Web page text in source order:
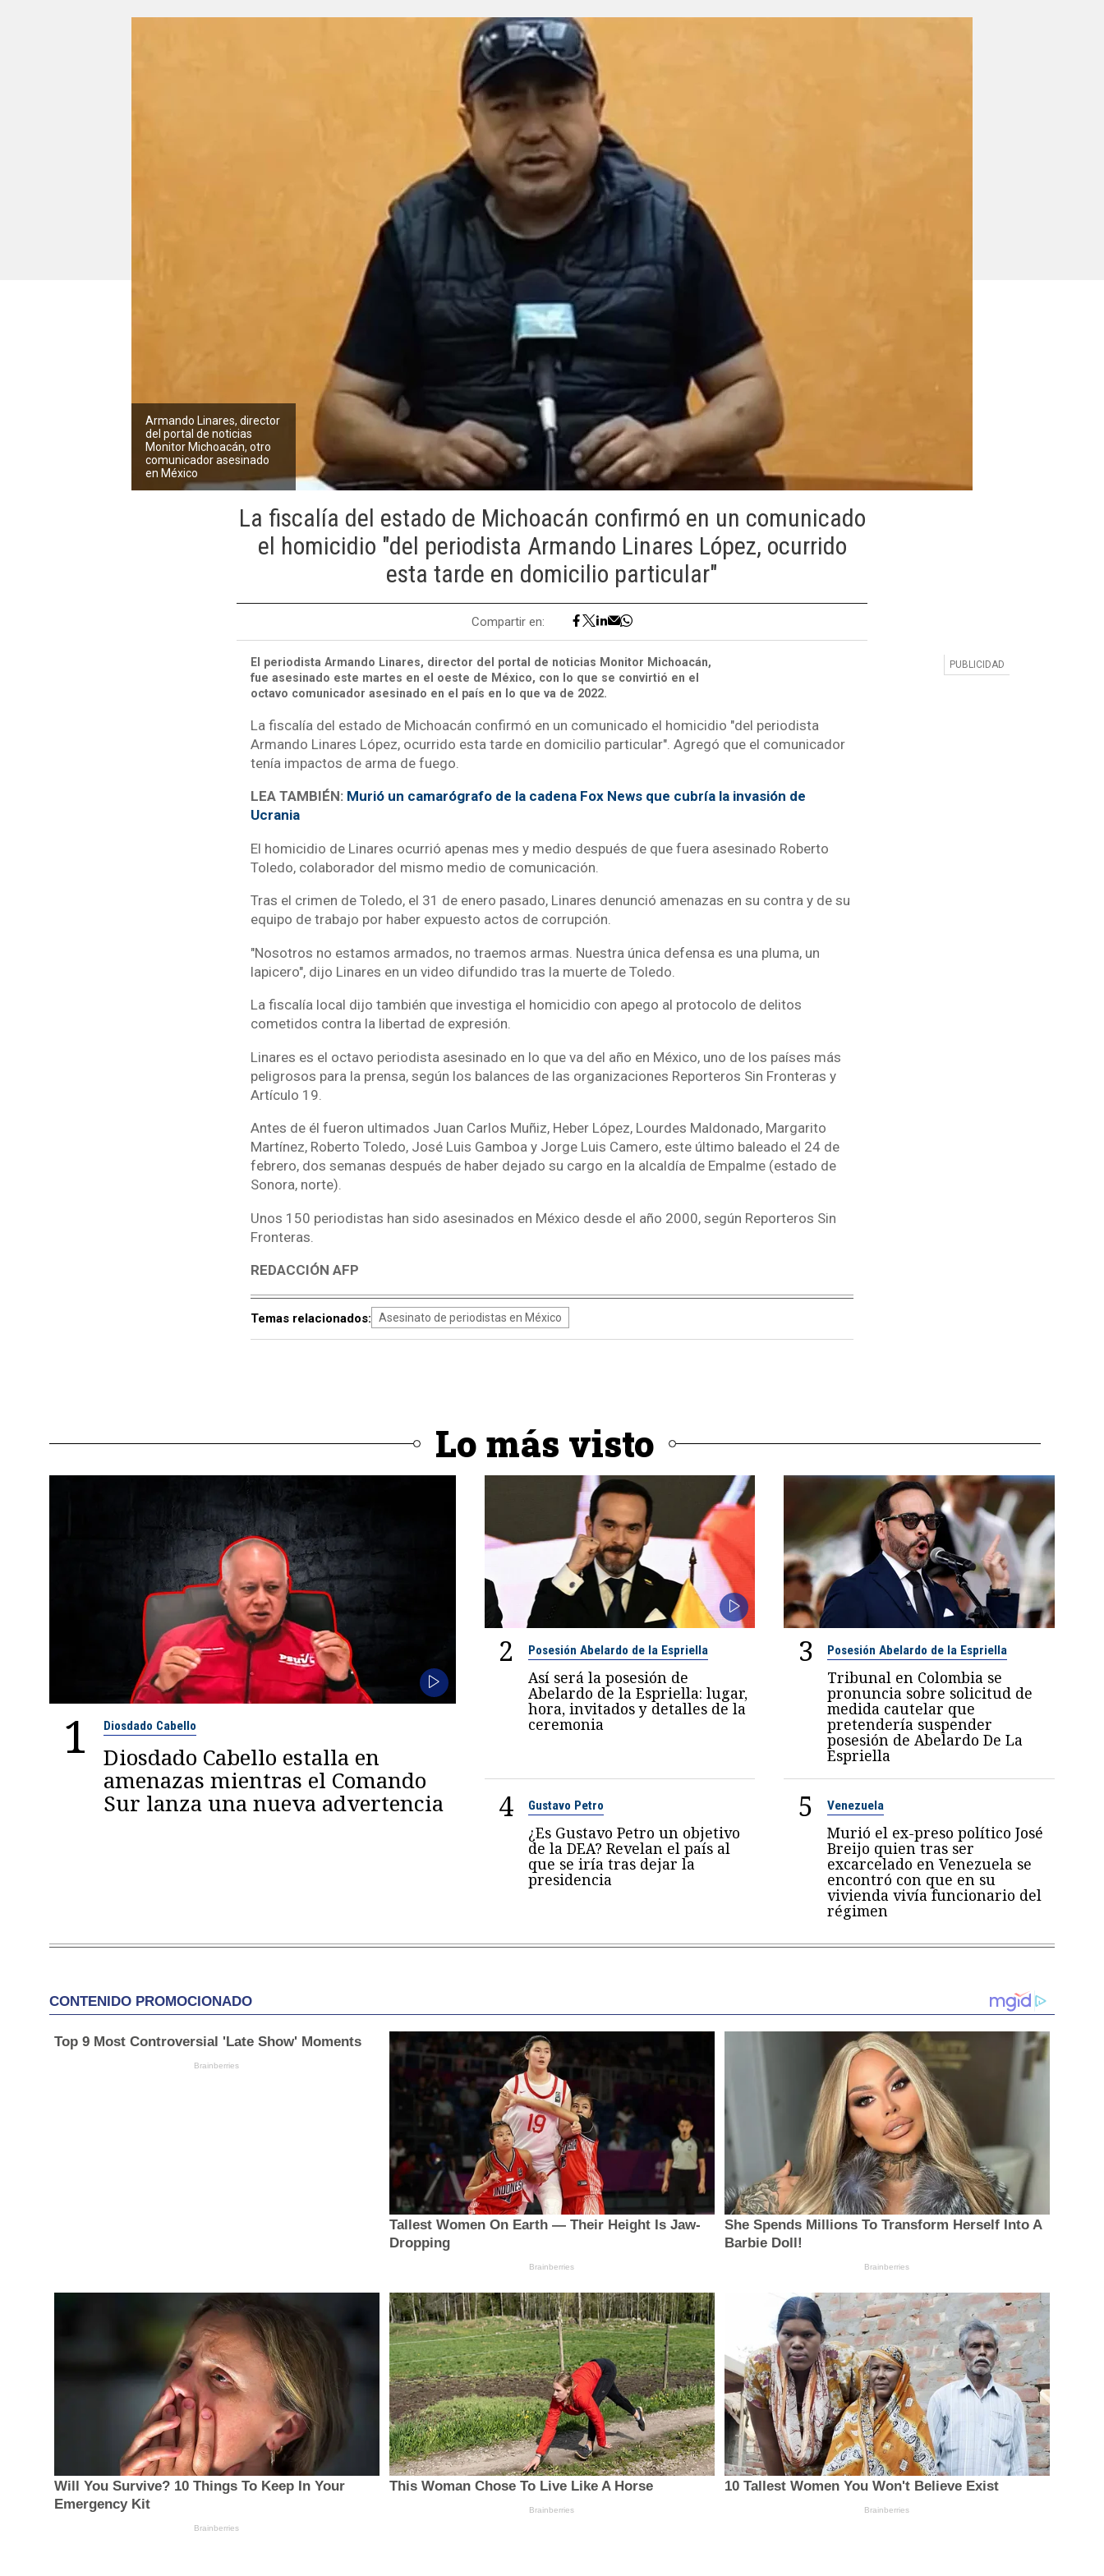
Armando Linares, director
del portal de noticias
Monitor Michoacán, otro
comunicador asesinado
en México
La fiscalía del estado de Michoacán confirmó en un comunicado
el homicidio "del periodista Armando Linares López, ocurrido
esta tarde en domicilio particular"
Compartir en:
El periodista Armando Linares, director del portal de noticias Monitor Michoacán,
fue asesinado este martes en el oeste de México, con lo que se convirtió en el
octavo comunicador asesinado en el país en lo que va de 2022.
La fiscalía del estado de Michoacán confirmó en un comunicado el homicidio "del periodista
Armando Linares López, ocurrido esta tarde en domicilio particular". Agregó que el comunicador
tenía impactos de arma de fuego.
LEA TAMBIÉN: Murió un camarógrafo de la cadena Fox News que cubría la invasión de
Ucrania
El homicidio de Linares ocurrió apenas mes y medio después de que fuera asesinado Roberto
Toledo, colaborador del mismo medio de comunicación.
Tras el crimen de Toledo, el 31 de enero pasado, Linares denunció amenazas en su contra y de su
equipo de trabajo por haber expuesto actos de corrupción.
"Nosotros no estamos armados, no traemos armas. Nuestra única defensa es una pluma, un
lapicero", dijo Linares en un video difundido tras la muerte de Toledo.
La fiscalía local dijo también que investiga el homicidio con apego al protocolo de delitos
cometidos contra la libertad de expresión.
Linares es el octavo periodista asesinado en lo que va del año en México, uno de los países más
peligrosos para la prensa, según los balances de las organizaciones Reporteros Sin Fronteras y
Artículo 19.
Antes de él fueron ultimados Juan Carlos Muñiz, Heber López, Lourdes Maldonado, Margarito
Martínez, Roberto Toledo, José Luis Gamboa y Jorge Luis Camero, este último baleado el 24 de
febrero, dos semanas después de haber dejado su cargo en la alcaldía de Empalme (estado de
Sonora, norte).
Unos 150 periodistas han sido asesinados en México desde el año 2000, según Reporteros Sin
Fronteras.
REDACCIÓN AFP
Temas relacionados: Asesinato de periodistas en México
Lo más visto
1 Diosdado Cabello
Diosdado Cabello estalla en
amenazas mientras el Comando
Sur lanza una nueva advertencia
2 Posesión Abelardo de la Espriella
Así será la posesión de
Abelardo de la Espriella: lugar,
hora, invitados y detalles de la
ceremonia
3 Posesión Abelardo de la Espriella
Tribunal en Colombia se
pronuncia sobre solicitud de
medida cautelar que
pretendería suspender
posesión de Abelardo De La
Espriella
4 Gustavo Petro
¿Es Gustavo Petro un objetivo
de la DEA? Revelan el país al
que se iría tras dejar la
presidencia
5 Venezuela
Murió el ex-preso político José
Breijo quien tras ser
excarcelado en Venezuela se
encontró con que en su
vivienda vivía funcionario del
régimen